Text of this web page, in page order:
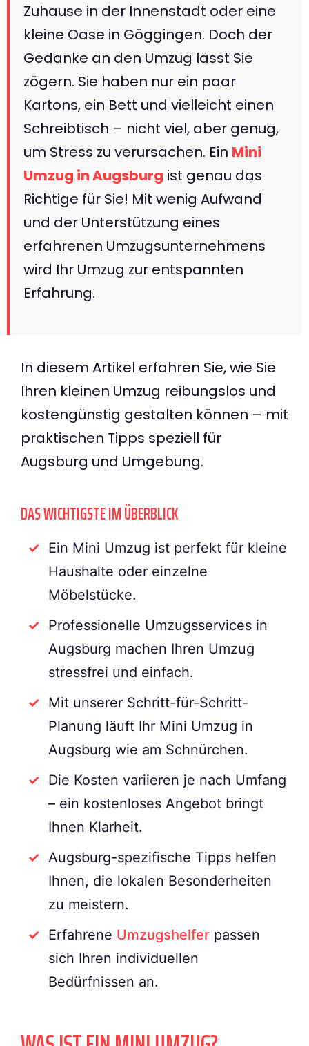
Zuhause in der Innenstadt oder eine
kleine Oase in Göggingen. Doch der
Gedanke an den Umzug lässt Sie
zögern. Sie haben nur ein paar
Kartons, ein Bett und vielleicht einen
Schreibtisch – nicht viel, aber genug,
um Stress zu verursachen. Ein Mini
Umzug in Augsburg ist genau das
Richtige für Sie! Mit wenig Aufwand
und der Unterstützung eines
erfahrenen Umzugsunternehmens
wird Ihr Umzug zur entspannten
Erfahrung.
In diesem Artikel erfahren Sie, wie Sie
Ihren kleinen Umzug reibungslos und
kostengünstig gestalten können – mit
praktischen Tipps speziell für
Augsburg und Umgebung.
DAS WICHTIGSTE IM ÜBERBLICK
Ein Mini Umzug ist perfekt für kleine
Haushalte oder einzelne
Möbelstücke.
Professionelle Umzugsservices in
Augsburg machen Ihren Umzug
stressfrei und einfach.
Mit unserer Schritt-für-Schritt-
Planung läuft Ihr Mini Umzug in
Augsburg wie am Schnürchen.
Die Kosten variieren je nach Umfang
– ein kostenloses Angebot bringt
Ihnen Klarheit.
Augsburg-spezifische Tipps helfen
Ihnen, die lokalen Besonderheiten
zu meistern.
Erfahrene Umzugshelfer passen
sich Ihren individuellen
Bedürfnissen an.